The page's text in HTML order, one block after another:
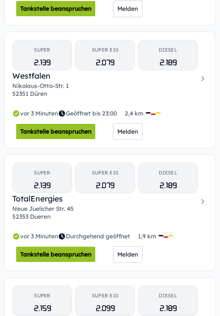
Tankstelle beanspruchen Melden
SUPER
2.139
SUPER E10
2.079
DIESEL
2.189
Westfalen
Nikolaus-Otto-Str. 1
52351 Düren
vor 3 Minuten Geöffnet bis 23:00 2,4 km
Tankstelle beanspruchen Melden
SUPER
2.139
SUPER E10
2.079
DIESEL
2.189
TotalEnergies
Neue Juelicher Str. 45
52353 Dueren
vor 3 Minuten Durchgehend geöffnet 1,9 km
Tankstelle beanspruchen Melden
SUPER
2.159
SUPER E10
2.099
DIESEL
2.189